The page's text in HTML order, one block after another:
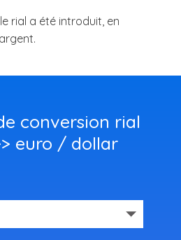
rial a été introduit, en
conversion rial
euro / dollar